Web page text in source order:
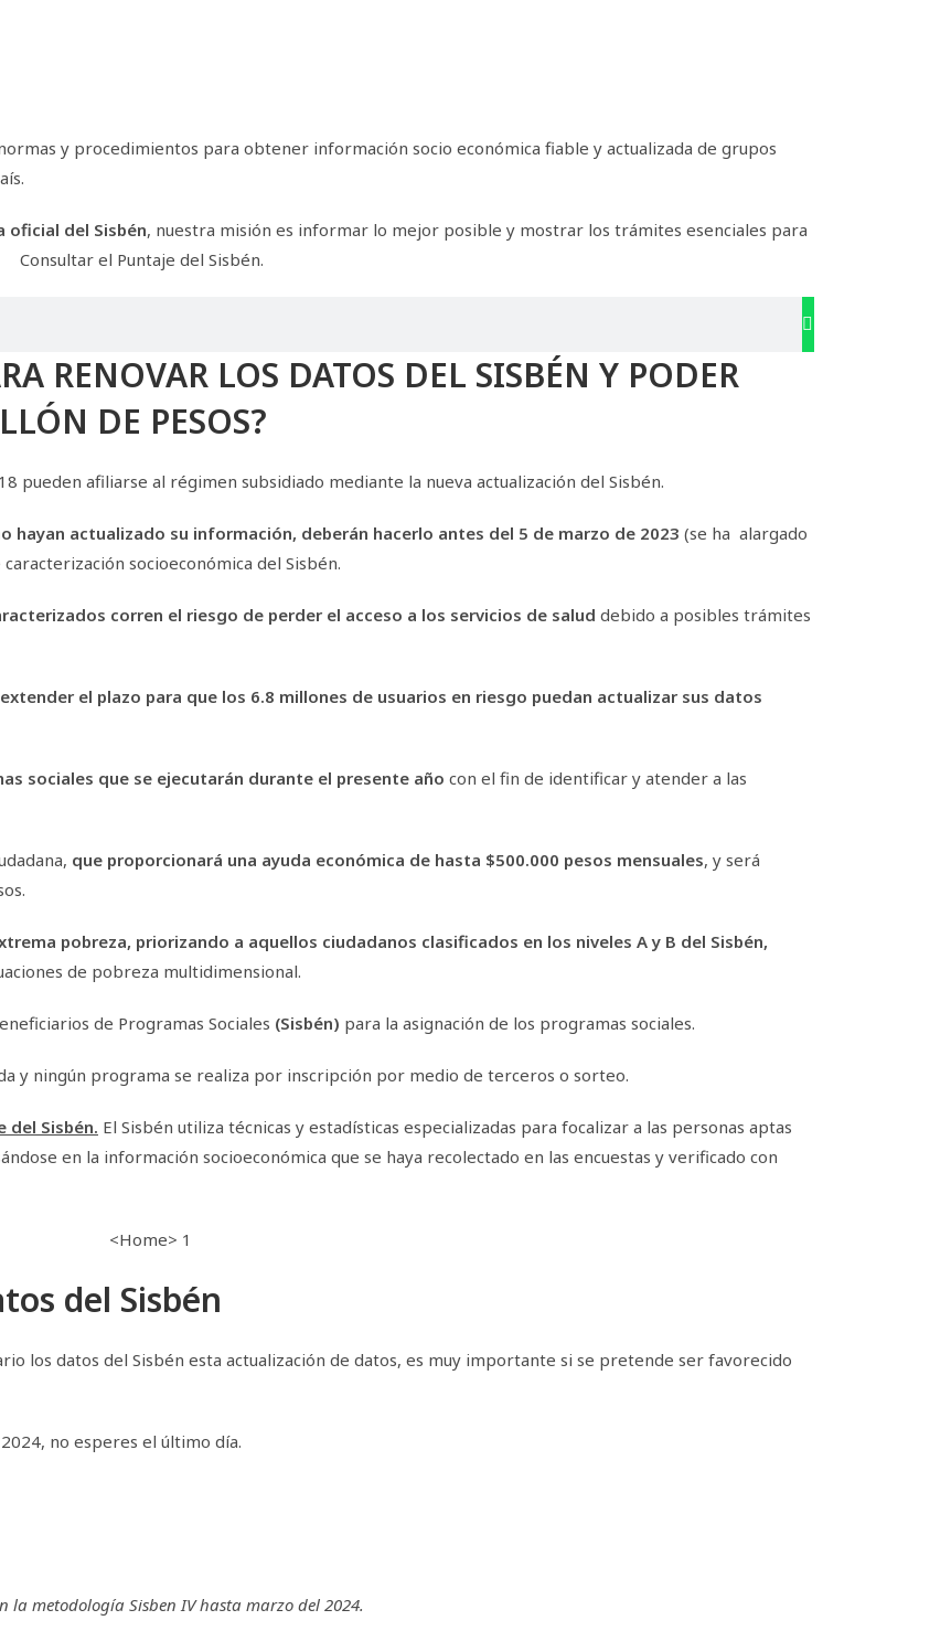
y procedimientos para obtener información socio económica fiable y actualizada de grupos
oficial del Sisbén, nuestra misión es informar lo mejor posible y mostrar los trámites esenciales para
Consultar el Puntaje del Sisbén.
RENOVAR LOS DATOS DEL SISBÉN Y PODER
DE PESOS?
pueden afiliarse al régimen subsidiado mediante la nueva actualización del Sisbén.
hayan actualizado su información, deberán hacerlo antes del 5 de marzo de 2023 (se ha alargado
socioeconómica del Sisbén.
corren el riesgo de perder el acceso a los servicios de salud debido a posibles trámites
el plazo para que los 6.8 millones de usuarios en riesgo puedan actualizar sus datos
sociales que se ejecutarán durante el presente año con el fin de identificar y atender a las
que proporcionará una ayuda económica de hasta $500.000 pesos mensuales, y será
pobreza, priorizando a aquellos ciudadanos clasificados en los niveles A y B del Sisbén,
de pobreza multidimensional.
de Programas Sociales (Sisbén) para la asignación de los programas sociales.
y ningún programa se realiza por inscripción por medio de terceros o sorteo.
del Sisbén. El Sisbén utiliza técnicas y estadísticas especializadas para focalizar a las personas aptas
en la información socioeconómica que se haya recolectado en las encuestas y verificado con
del Sisbén
los datos del Sisbén esta actualización de datos, es muy importante si se pretende ser favorecido
no esperes el último día.
metodología Sisben IV hasta marzo del 2024.